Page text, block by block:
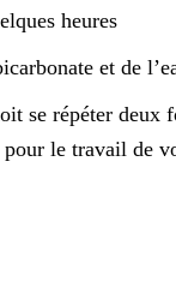
heures
et de
se répéter deux
le travail de